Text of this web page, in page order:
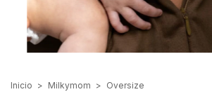
Inicio > Milkymom > Oversize